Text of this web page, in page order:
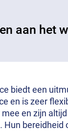
aan het
biedt een
en is zeer
en zijn
Hun bereidheid